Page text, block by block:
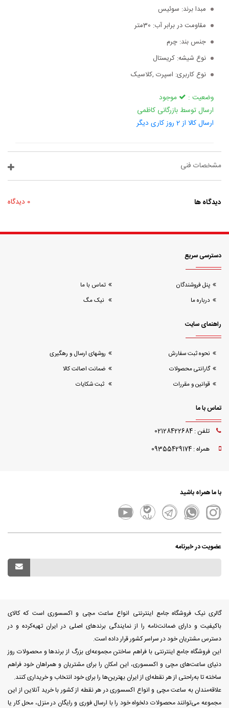
مبدا برند: سوئیس
مقاومت در برابر آب: 30متر
جنس بند: چرم
نوع شیشه: کریستال
نوع کاربری: اسپرت ,کلاسیک
وضعیت :
موجود
ارسال توسط بازرگانی کاظمی
ارسال کالا از 2 روز کاری دیگر
مشخصات فنی
دیدگاه ها 0 دیدگاه
دسترسی سریع
پنل فروشندگان
تماس با ما
درباره ما
نیک مگ
راهنمای سایت
نحوه ثبت سفارش
روشهای ارسال و رهگیری
گارانتی محصولات
ضمانت اصالت کالا
قوانین و مقررات
ثبت شکایات
تماس با ما
تلفن : 02128422684
همراه : 09355429174
با ما همراه باشید
عضویت در خبرنامه
گالری نیک فروشگاه جامع اینترنتی انواع ساعت مچی و اکسسوری است که کالای
باکیفیت و دارای ضمانت‌نامه را از نمایندگی برندهای اصلی در ایران تهیه‌کرده و در
دسترس مشتریان خود در سراسر کشور قرار داده است.
این فروشگاه جامع اینترنتی با فراهم ساختن مجموعه‌ای بزرگ از برندها و محصولات روز
دنیای ساعت‌های مچی و اکسسوری، این امکان را برای مشتریان و همراهان خود فراهم
ساخته تا به‌راحتی از هر نقطه‌ای از ایران بهترین‌ها را برای خود انتخاب و خریداری کنند.
علاقه‌مندان به ساعت مچی و انواع اکسسوری در هر نقطه از کشور با خرید آنلاین از این
مجموعه می‌توانند محصولات دلخواه خود را با ارسال فوری و رایگان در منزل، محل کار یا